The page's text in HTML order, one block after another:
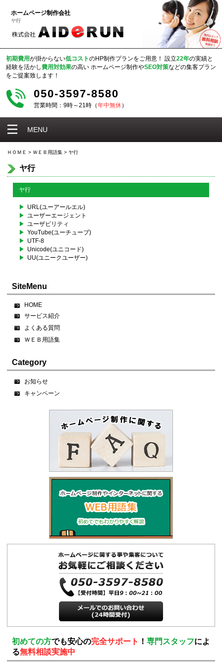
ホームページ制作会社
ヤ行
初期費用が掛からない低コストのHP制作プランをご用意！ 設立22年の実績と
経験を活かし費用対効果の高い ホームページ制作やSEO対策などの集客プラン
をご提案致します！
050-3597-8580
営業時間：9時～21時（年中無休）
MENU
ＨＯＭＥ > ＷＥＢ用語集 > ヤ行
ヤ行
ヤ行
URL(ユーアールエル)
ユーザーエージェント
ユーザビリティ
YouTube(ユーチューブ)
UTF-8
Unicode(ユニコード)
UU(ユニークユーザー)
SiteMenu
HOME
サービス紹介
よくある質問
ＷＥＢ用語集
Category
お知らせ
キャンペーン
初めての方でも安心の完全サポート ！ 専門スタッフによ
る無料相談実施中